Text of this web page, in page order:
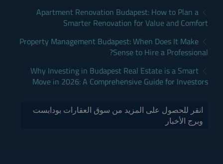
Apartment Renovation Budapest: How to Plan a
Smarter Renovation for Value and Comfort
Property Management Budapest: When Does It Make
Sense to Hire a Professional?
Why Investing in Budapest Real Estate is a Smart
Move in 2026: A Comprehensive Guide for Investors
انقر للحصول على المزيد من سوق العقارات بودابست
وبرج الأخبار